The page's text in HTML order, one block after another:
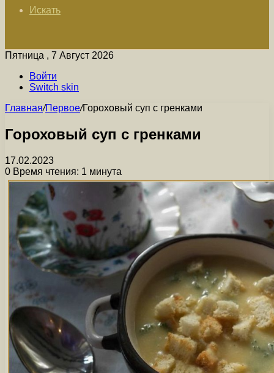
Искать
Пятница , 7 Август 2026
Войти
Switch skin
Главная/Первое/Гороховый суп с гренками
Гороховый суп с гренками
17.02.2023
0 Время чтения: 1 минута